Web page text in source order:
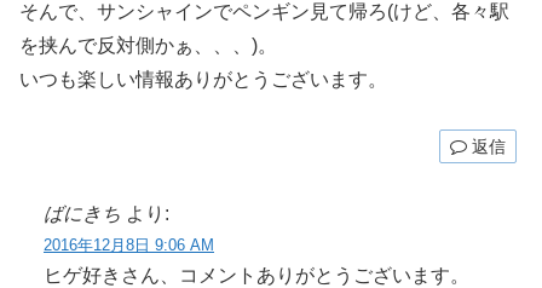
そんで、サンシャインでペンギン見て帰ろ(けど、各々駅
を挟んで反対側かぁ、、、)。
いつも楽しい情報ありがとうございます。
返信
ばにきち より:
2016年12月8日 9:06 AM
ヒゲ好きさん、コメントありがとうございます。